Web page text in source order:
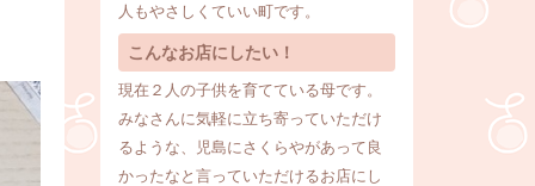
人もやさしくていい町です。
こんなお店にしたい！
現在２人の子供を育てている母です。
みなさんに気軽に立ち寄っていただけ
るような、児島にさくらやがあって良
かったなと言っていただけるお店にし